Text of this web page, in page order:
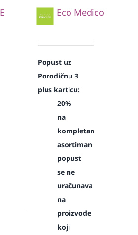
Eco Medico
Popust uz
Porodičnu 3
plus karticu:
20%
na
kompletan
asortiman
popust
se ne
uračunava
na
proizvode
koji